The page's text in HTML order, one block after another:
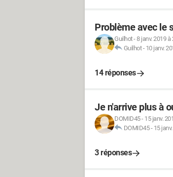
Problème avec le
Guilhot-8 janv. 2019 à
Guilhot- 10 janv.
14 réponses
Je n'arrive plus à
DOMID45- 15 janv.
DOMID45- 15
3 réponses